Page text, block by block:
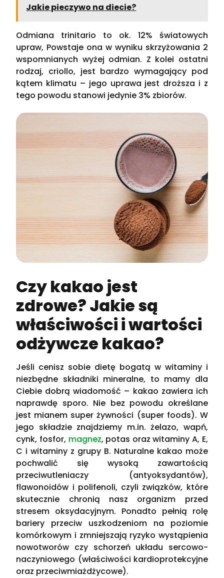
Jakie pieczywo na diecie?
Odmiana trinitario to ok. 12% światowych
upraw, Powstaje ona w wyniku skrzyżowania 2
wspomnianych wyżej odmian. Z kolei ostatni
rodzaj, criollo, jest bardzo wymagający pod
kątem klimatu – jego uprawa jest droższa i z
tego powodu stanowi jedynie 3% zbiorów.
Czy kakao jest
zdrowe? Jakie są
właściwości i wartości
odżywcze kakao?
Jeśli cenisz sobie dietę bogatą w witaminy i
niezbędne składniki mineralne, to mamy dla
Ciebie dobrą wiadomość – kakao zawiera ich
naprawdę sporo. Nie bez powodu określane
jest mianem super żywności (super foods). W
jego składzie znajdziemy m.in. żelazo, wapń,
cynk, fosfor, magnez, potas oraz witaminy A, E,
C i witaminy z grupy B. Naturalne kakao może
pochwalić się wysoką zawartością
przeciwutleniaczy (antyoksydantów),
flawonoidów i polifenoli, czyli związków, które
skutecznie chronią nasz organizm przed
stresem oksydacyjnym. Ponadto pełnią rolę
bariery przeciw uszkodzeniom na poziomie
komórkowym i zmniejszają ryzyko wystąpienia
nowotworów czy schorzeń układu sercowo-
naczyniowego (właściwości kardioprotekcyjne
oraz przeciwmiażdżycowe).